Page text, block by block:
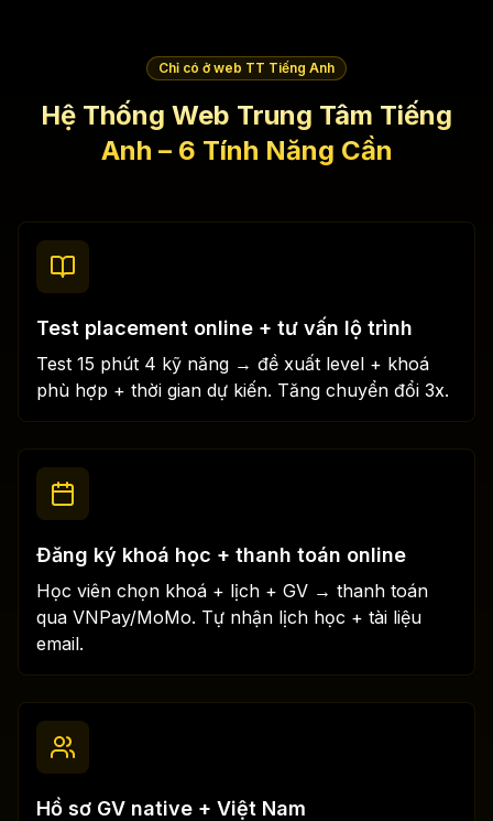
Chỉ có ở web TT Tiếng Anh
Hệ Thống Web Trung Tâm Tiếng
Anh – 6 Tính Năng Cần
Test placement online + tư vấn lộ trình
Test 15 phút 4 kỹ năng → đề xuất level + khoá
phù hợp + thời gian dự kiến. Tăng chuyển đổi 3x.
Đăng ký khoá học + thanh toán online
Học viên chọn khoá + lịch + GV → thanh toán
qua VNPay/MoMo. Tự nhận lịch học + tài liệu
email.
Hồ sơ GV native + Việt Nam